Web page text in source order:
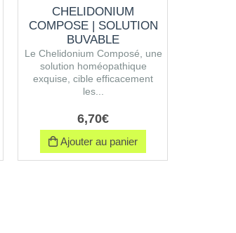
CHELIDONIUM
COMPOSE | SOLUTION
BUVABLE
Le Chelidonium Composé, une
solution homéopathique
exquise, cible efficacement
les...
6,70€
Ajouter au panier